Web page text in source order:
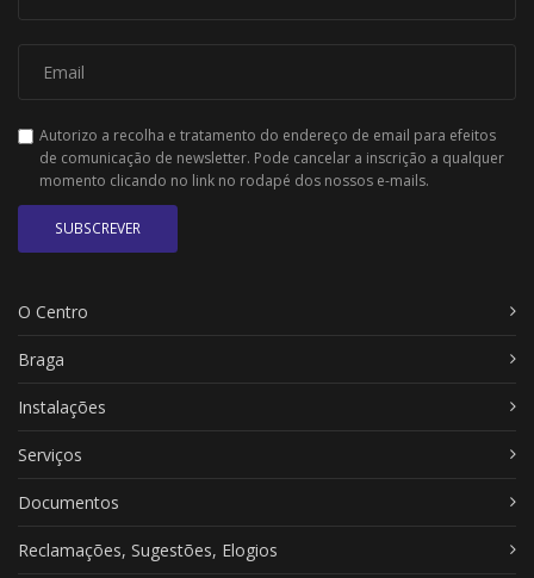
Autorizo a recolha e tratamento do endereço de email para efeitos
de comunicação de newsletter. Pode cancelar a inscrição a qualquer
momento clicando no link no rodapé dos nossos e-mails.
SUBSCREVER
O Centro
Braga
Instalações
Serviços
Documentos
Reclamações, Sugestões, Elogios